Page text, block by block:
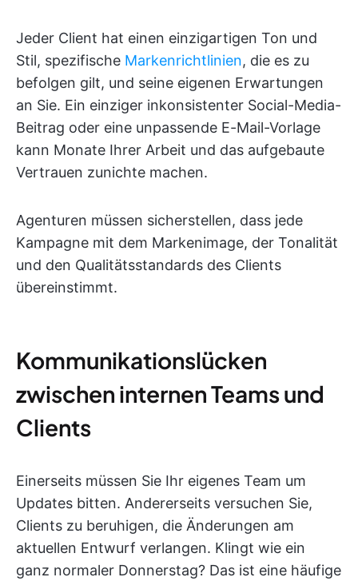
Jeder Client hat einen einzigartigen Ton und
Stil, spezifische Markenrichtlinien, die es zu
befolgen gilt, und seine eigenen Erwartungen
an Sie. Ein einziger inkonsistenter Social-Media-
Beitrag oder eine unpassende E-Mail-Vorlage
kann Monate Ihrer Arbeit und das aufgebaute
Vertrauen zunichte machen.
Agenturen müssen sicherstellen, dass jede
Kampagne mit dem Markenimage, der Tonalität
und den Qualitätsstandards des Clients
übereinstimmt.
Kommunikationslücken
zwischen internen Teams und
Clients
Einerseits müssen Sie Ihr eigenes Team um
Updates bitten. Andererseits versuchen Sie,
Clients zu beruhigen, die Änderungen am
aktuellen Entwurf verlangen. Klingt wie ein
ganz normaler Donnerstag? Das ist eine häufige